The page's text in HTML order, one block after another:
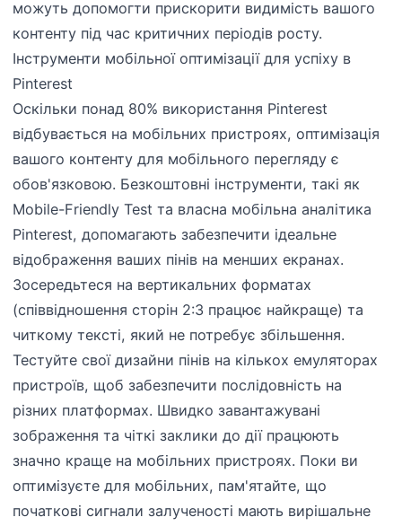
можуть допомогти прискорити видимість вашого
контенту під час критичних періодів росту.
Інструменти мобільної оптимізації для успіху в
Pinterest
Оскільки понад 80% використання Pinterest
відбувається на мобільних пристроях, оптимізація
вашого контенту для мобільного перегляду є
обов'язковою. Безкоштовні інструменти, такі як
Mobile-Friendly Test та власна мобільна аналітика
Pinterest, допомагають забезпечити ідеальне
відображення ваших пінів на менших екранах.
Зосередьтеся на вертикальних форматах
(співвідношення сторін 2:3 працює найкраще) та
читкому тексті, який не потребує збільшення.
Тестуйте свої дизайни пінів на кількох емуляторах
пристроїв, щоб забезпечити послідовність на
різних платформах. Швидко завантажувані
зображення та чіткі заклики до дії працюють
значно краще на мобільних пристроях. Поки ви
оптимізуєте для мобільних, пам'ятайте, що
початкові сигнали залученості мають вирішальне